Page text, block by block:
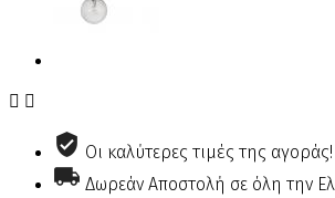
 
Οι καλύτερες τιμές της αγοράς!
Δωρεάν Αποστολή σε όλη την